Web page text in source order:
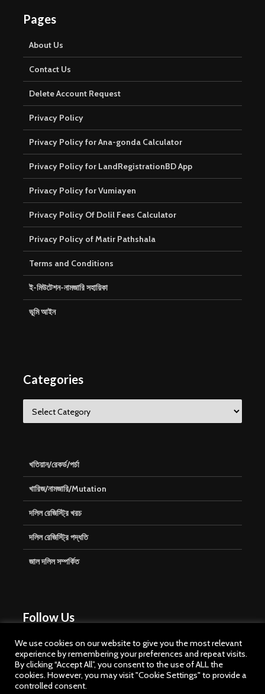
Pages
About Us
Contact Us
Delete Account Request
Privacy Policy
Privacy Policy for Ana-gonda Calculator
Privacy Policy for LandRegistrationBD App
Privacy Policy for Vumiayen
Privacy Policy Of Dolil Fees Calculator
Privacy Policy of Matir Pathshala
Terms and Conditions
ই-মিউটেশন-নামজারি সহায়িকা
ভূমি আইন
Categories
খতিয়ান/রেকর্ড/পর্চা
খারিজ/নামজারি/Mutation
দলিল রেজিস্ট্রি খরচ
দলিল রেজিস্ট্রি পদ্ধতি
জাল দলিল সম্পর্কিত
Follow Us
We use cookies on our website to give you the most relevant
experience by remembering your preferences and repeat visits.
By clicking “Accept All”, you consent to the use of ALL the
cookies. However, you may visit "Cookie Settings" to provide a
controlled consent.